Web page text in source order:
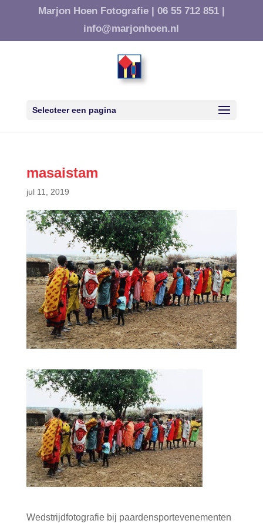
Marjon Hoen Fotografie | 06 55 712 851 |
info@marjonhoen.nl
Selecteer een pagina
masaistam
jul 11, 2019
Wedstrijdfotografie bij paardensportevenementen